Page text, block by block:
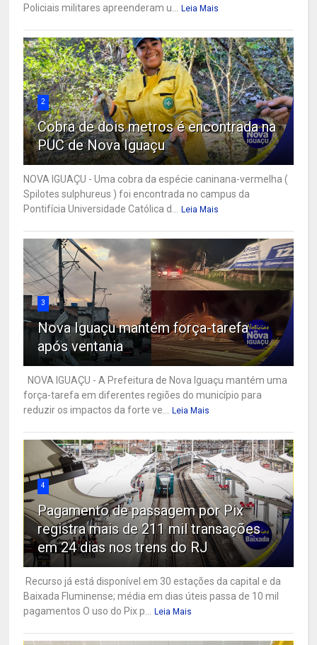
Policiais militares apreenderam u... Leia Mais
2
Cobra de dois metros é encontrada na
PUC de Nova Iguaçu
NOVA IGUAÇU - Uma cobra da espécie caninana-vermelha (
Spilotes sulphureus ) foi encontrada no campus da
Pontifícia Universidade Católica d... Leia Mais
3
Nova Iguaçu mantém força-tarefa
após ventania
NOVA IGUAÇU - A Prefeitura de Nova Iguaçu mantém uma
força-tarefa em diferentes regiões do município para
reduzir os impactos da forte ve... Leia Mais
4
Pagamento de passagem por Pix
registra mais de 211 mil transações
em 24 dias nos trens do RJ
Recurso já está disponível em 30 estações da capital e da
Baixada Fluminense; média em dias úteis passa de 10 mil
pagamentos O uso do Pix p... Leia Mais